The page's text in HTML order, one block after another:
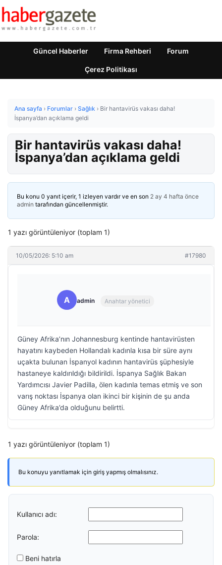
Güncel Haberler Firma Rehberi Forum
Çerez Politikası
Ana sayfa › Forumlar › Sağlık › Bir hantavirüs vakası daha!
İspanya’dan açıklama geldi
Bir hantavirüs vakası daha!
İspanya’dan açıklama geldi
Bu konu 0 yanıt içerir, 1 izleyen vardır ve en son 2 ay 4 hafta önce
admin tarafından güncellenmiştir.
1 yazı görüntüleniyor (toplam 1)
10/05/2026: 5:10 am #17980
A admin Anahtar yönetici
Güney Afrika’nın Johannesburg kentinde hantavirüsten
hayatını kaybeden Hollandalı kadınla kısa bir süre aynı
uçakta bulunan İspanyol kadının hantavirüs şüphesiyle
hastaneye kaldırıldığı bildirildi. İspanya Sağlık Bakan
Yardımcısı Javier Padilla, ölen kadınla temas etmiş ve son
varış noktası İspanya olan ikinci bir kişinin de şu anda
Güney Afrika’da olduğunu belirtti.
1 yazı görüntüleniyor (toplam 1)
Bu konuyu yanıtlamak için giriş yapmış olmalısınız.
Kullanıcı adı:
Parola:
Beni hatırla